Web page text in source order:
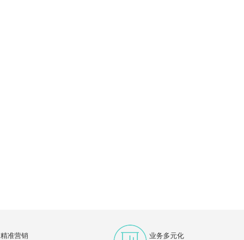
精准营销
业务多元化